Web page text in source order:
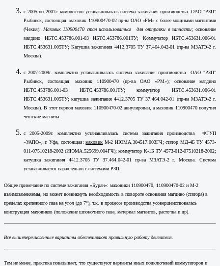
с 2005 по 2007г. комплектно устанавливалась система зажигания производства ОАО "РЗП"
Рыбинск, состоящая: маховик 110900470-02 пр-ва ОАО «РМ» с более мощными магнитами
(Чехия). Маховик 110900470 стал использоваться для отправки в запчасти; основание
магдино ИБТС.453786.001-03 ИБТС.453786.001ТУ; Коммутатор ИБТС.453631.006-01
ИБТС.453631.005ТУ; Катушка зажигания 4412.3705 ТУ 37.464.042-01 (пр-ва МЗАТЭ-2 г.
Москва).
с 2007-2009г. комплектно устанавливалась система зажигания производства ОАО "РЗП"
Рыбинск, состоящая: маховик 110900470 (пр-ва ОАО «РМ»); основание магдино
ИБТС.453786.001-03 ИБТС.453786.001ТУ; коммутатор ИБТС.453631.006-01
ИБТС.453631.005ТУ; катушка зажигания 4412.3705 ТУ 37.464.042-01 (пр-ва МЗАТЭ-2 г.
Москва). В этот период маховик 110900470-02 аннулирован, а маховик 110900470 получил
чешские магниты.
с 2005-2009г. комплектно устанавливалась система зажигания производства ФГУП
«УАПО», г. Уфа, состоящая:маховик М-2 ИЮМА.304517.003ГЧ; статор МД-4Б ТУ 4573-
011-07510218-2002 (ИЮМА.525699.004ГЧ); коммутатор К-1Б ТУ 4573-012-07510218-2002;
катушка зажигания 4412.3705 ТУ 37.464.042-01 пр-ва МЗАТЭ-2 г. Москва. Система
устанавливается параллельно с системами РЗП.
Общее примечание по системе зажигания «Буран»: маховики 110900470, 110900470-02 и М-2
взаимозаменяемы, но может возникнуть необходимость в повороте основания магдино (статора) в
пределах крепежного паза на угол (до 7°), т.к. в процессе производства усовершенствовалась
конструкция маховиков (положение шпоночного паза, материал магнитов, расточка и др).
Все вышеперечисленные варианты обеспечивают правильную работу двигателя.
Тем не менее, практика показывает, что существуют варианты иных подключений коммутаторов и